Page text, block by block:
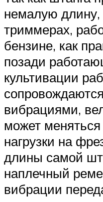
немалую
триммерах,
бензине, как
позади
культивации
вибрациями,
может
нагрузки на
длины самой
наплечный
вибрации